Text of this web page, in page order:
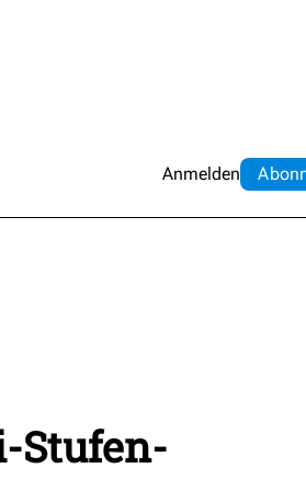
Anmelden Abo
Stufen-